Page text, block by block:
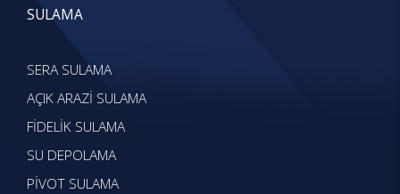
SULAMA
SERA SULAMA
AÇIK ARAZİ SULAMA
FİDELİK SULAMA
SU DEPOLAMA
PİVOT SULAMA